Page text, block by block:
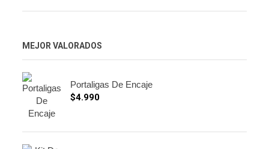
MEJOR VALORADOS
Portaligas De Encaje
$4.990